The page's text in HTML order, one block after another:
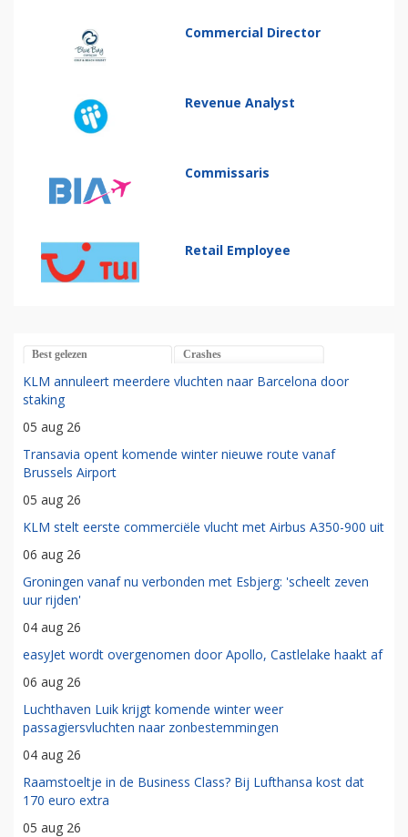
Commercial Director
Revenue Analyst
Commissaris
Retail Employee
Best gelezen Crashes
KLM annuleert meerdere vluchten naar Barcelona door
staking
05 aug 26
Transavia opent komende winter nieuwe route vanaf
Brussels Airport
05 aug 26
KLM stelt eerste commerciële vlucht met Airbus A350-900 uit
06 aug 26
Groningen vanaf nu verbonden met Esbjerg: 'scheelt zeven
uur rijden'
04 aug 26
easyJet wordt overgenomen door Apollo, Castlelake haakt af
06 aug 26
Luchthaven Luik krijgt komende winter weer
passagiersvluchten naar zonbestemmingen
04 aug 26
Raamstoeltje in de Business Class? Bij Lufthansa kost dat
170 euro extra
05 aug 26